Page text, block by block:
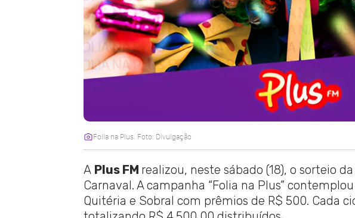
Folia na Plus. Foto: Divulgação
A Plus FM realizou, neste sábado (18), o sorteio
Carnaval. A campanha “Folia na Plus”
Quitéria e Sobral com prêmios de R$ 500. Cada